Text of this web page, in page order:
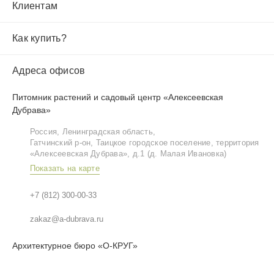
Клиентам
Как купить?
Адреса офисов
Питомник растений и садовый центр «Алексеевская
Дубрава»
Россия, Ленинградская область,
Гатчинский р‑он, Таицкое городское поселение, территория
«Алексеевская Дубрава», д.1 (д. Малая Ивановка)
Показать на карте
+7 (812) 300-00-33
zakaz@a-dubrava.ru
Архитектурное бюро «О-КРУГ»